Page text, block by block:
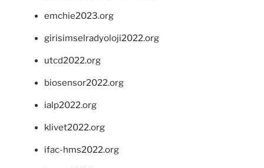
emchie2023.org
girisimselradyoloji2022.org
utcd2022.org
biosensor2022.org
ialp2022.org
klivet2022.org
ifac-hms2022.org